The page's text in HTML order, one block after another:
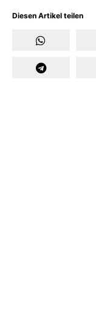
Diesen Artikel teilen